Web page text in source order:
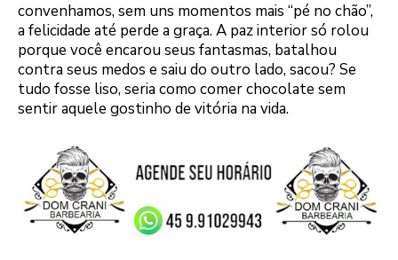
convenhamos, sem uns momentos mais “pé no chão”,
a felicidade até perde a graça. A paz interior só rolou
porque você encarou seus fantasmas, batalhou
contra seus medos e saiu do outro lado, sacou? Se
tudo fosse liso, seria como comer chocolate sem
sentir aquele gostinho de vitória na vida.